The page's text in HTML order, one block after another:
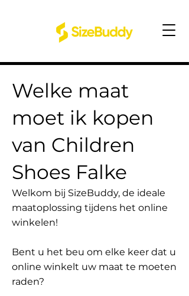
Welke maat
moet ik kopen
van Children
Shoes Falke
Welkom bij SizeBuddy, de ideale
maatoplossing tijdens het online
winkelen!
Bent u het beu om elke keer dat u
online winkelt uw maat te moeten
raden?